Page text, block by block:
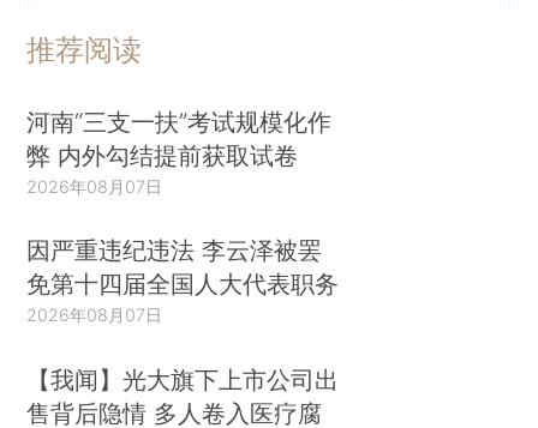
推荐阅读
河南“三支一扶”考试规模化作
弊 内外勾结提前获取试卷
2026年08月07日
因严重违纪违法 李云泽被罢
免第十四届全国人大代表职务
2026年08月07日
【我闻】光大旗下上市公司出
售背后隐情 多人卷入医疗腐